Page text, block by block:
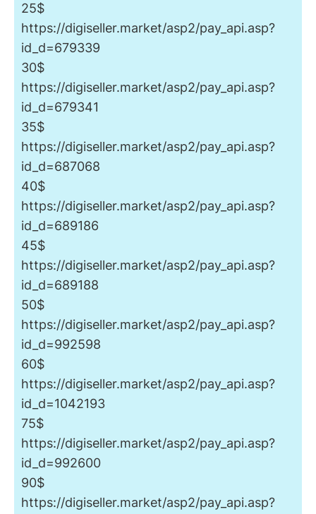
25$
https://digiseller.market/asp2/pay_api.asp?
id_d=679339
30$
https://digiseller.market/asp2/pay_api.asp?
id_d=679341
35$
https://digiseller.market/asp2/pay_api.asp?
id_d=687068
40$
https://digiseller.market/asp2/pay_api.asp?
id_d=689186
45$
https://digiseller.market/asp2/pay_api.asp?
id_d=689188
50$
https://digiseller.market/asp2/pay_api.asp?
id_d=992598
60$
https://digiseller.market/asp2/pay_api.asp?
id_d=1042193
75$
https://digiseller.market/asp2/pay_api.asp?
id_d=992600
90$
https://digiseller.market/asp2/pay_api.asp?